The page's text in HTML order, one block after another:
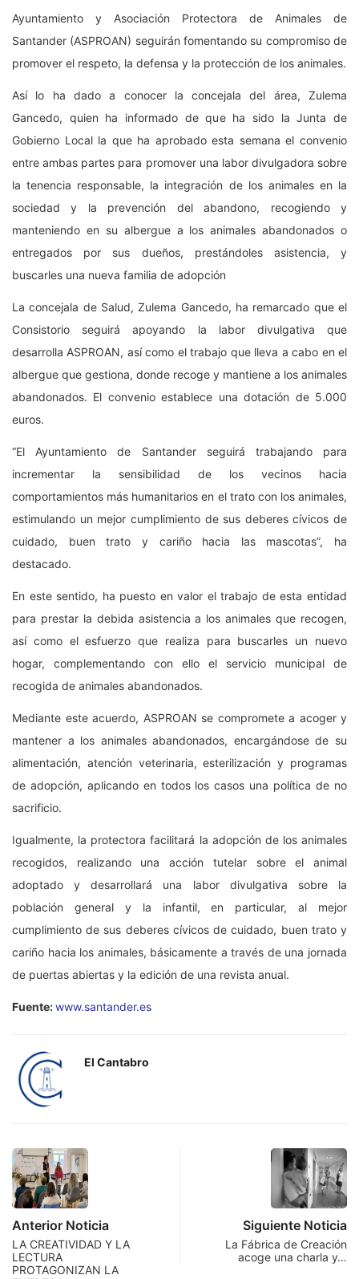
Ayuntamiento y Asociación Protectora de Animales de
Santander (ASPROAN) seguirán fomentando su compromiso de
promover el respeto, la defensa y la protección de los animales.
Así lo ha dado a conocer la concejala del área, Zulema
Gancedo, quien ha informado de que ha sido la Junta de
Gobierno Local la que ha aprobado esta semana el convenio
entre ambas partes para promover una labor divulgadora sobre
la tenencia responsable, la integración de los animales en la
sociedad y la prevención del abandono, recogiendo y
manteniendo en su albergue a los animales abandonados o
entregados por sus dueños, prestándoles asistencia, y
buscarles una nueva familia de adopción
La concejala de Salud, Zulema Gancedo, ha remarcado que el
Consistorio seguirá apoyando la labor divulgativa que
desarrolla ASPROAN, así como el trabajo que lleva a cabo en el
albergue que gestiona, donde recoge y mantiene a los animales
abandonados. El convenio establece una dotación de 5.000
euros.
“El Ayuntamiento de Santander seguirá trabajando para
incrementar la sensibilidad de los vecinos hacia
comportamientos más humanitarios en el trato con los animales,
estimulando un mejor cumplimiento de sus deberes cívicos de
cuidado, buen trato y cariño hacia las mascotas”, ha
destacado.
En este sentido, ha puesto en valor el trabajo de esta entidad
para prestar la debida asistencia a los animales que recogen,
así como el esfuerzo que realiza para buscarles un nuevo
hogar, complementando con ello el servicio municipal de
recogida de animales abandonados.
Mediante este acuerdo, ASPROAN se compromete a acoger y
mantener a los animales abandonados, encargándose de su
alimentación, atención veterinaria, esterilización y programas
de adopción, aplicando en todos los casos una política de no
sacrificio.
Igualmente, la protectora facilitará la adopción de los animales
recogidos, realizando una acción tutelar sobre el animal
adoptado y desarrollará una labor divulgativa sobre la
población general y la infantil, en particular, al mejor
cumplimiento de sus deberes cívicos de cuidado, buen trato y
cariño hacia los animales, básicamente a través de una jornada
de puertas abiertas y la edición de una revista anual.
Fuente:www.santander.es
El Cantabro
Anterior Noticia
LA CREATIVIDAD Y LA
LECTURA
PROTAGONIZAN LA
Siguiente Noticia
La Fábrica de Creación
acoge una charla y…